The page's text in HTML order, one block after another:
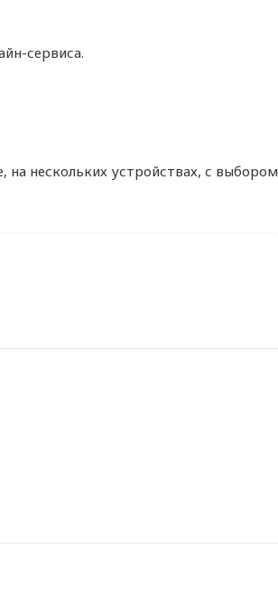
сервиса.
на нескольких устройствах, с выбором